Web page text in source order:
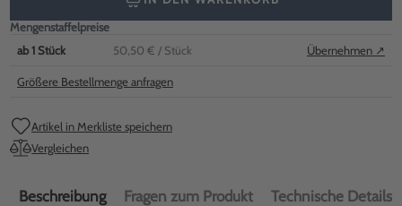
Mengenstaffelpreise
ab1 Stück 50,50 € / Stück Übernehmen ↗
Größere Bestellmenge anfragen
Artikel in Merkliste speichern
Vergleichen
Beschreibung Fragen zum Produkt Technische Details